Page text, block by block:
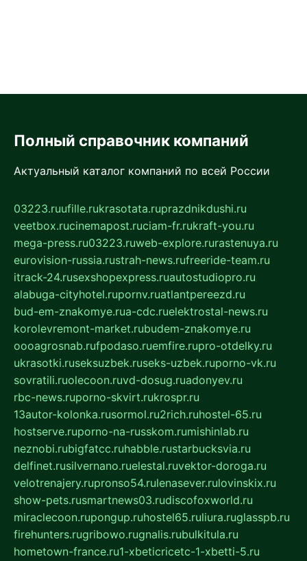
Полный справочник компаний
Актуальный каталог компаний по всей России
03223.ruufille.rukrasotata.ruprazdnikdushi.ru
veetbox.rucinemapost.ruciam-fr.rukraft-you.ru
mega-press.ru03223.ruweb-explore.rurastenuya.ru
eurovision-russia.rustrah-news.rufreeride-team.ru
itrack-24.rusexshopexpress.ruautostudiopro.ru
alabuga-cityhotel.rupornv.ruatlantpereezd.ru
bud-em-znakomye.rua-cdc.ruelektrostal-news.ru
korolevremont-market.rubudem-znakomye.ru
oooagrosnab.rufpodaso.ruemfire.rupro-otdelky.ru
ukrasotki.ruseksuzbek.ruseks-uzbek.ruporno-vk.ru
sovratili.ruolecoon.ruvd-dosug.ruadonyev.ru
rbc-news.ruporno-skvirt.rukrospr.ru
13autor-kolonka.rusormol.ru2rich.ruhostel-65.ru
hostserve.ruporno-na-russkom.rumishinlab.ru
neznobi.rubigfatcc.ruhabble.rustarbucksvia.ru
delfinet.rusilvernano.ruelestal.ruvektor-doroga.ru
velotrenajery.rupronso54.rulenasever.rulovinskix.ru
show-pets.rusmartnews03.rudiscofoxworld.ru
miraclecoon.rupongup.ruhostel65.ruliura.ruglasspb.ru
firehunters.rugribowo.rugnalis.rubulkitula.ru
hometown-france.ru1-xbeticricetc-1-xbetti-5.ru